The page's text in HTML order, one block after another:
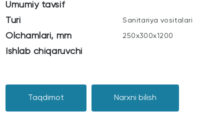
Umumiy tavsif
Turi
Sanitariya vositalari
Olchamlari, mm 250х300х1200
Ishlab chiqaruvchi
Taqdimot Narxni bilish